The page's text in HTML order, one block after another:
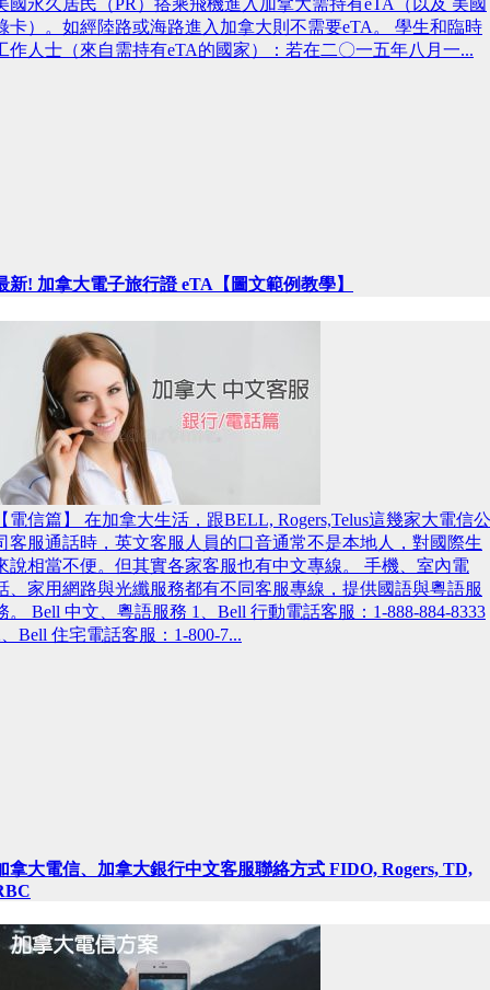
國永久居民（PR）搭乘飛機進入加拿大需持有eTA（以及 美國
卡）。如經陸路或海路進入加拿大則不需要eTA。 學生和臨時
作人士（來自需持有eTA的國家）：若在二〇一五年八月一...
新! 加拿大電子旅行證 eTA【圖文範例教學】
電信篇】 在加拿大生活，跟BELL, Rogers,Telus這幾家大電信公
客服通話時，英文客服人員的口音通常不是本地人，對國際生
說相當不便。但其實各家客服也有中文專線。 手機、室內電
、家用網路與光纖服務都有不同客服專線，提供國語與粵語服
。 Bell 中文、粵語服務 1、Bell 行動電話客服：1-888-884-8333
Bell 住宅電話客服：1-800-7...
拿大電信、加拿大銀行中文客服聯絡方式 FIDO, Rogers, TD,